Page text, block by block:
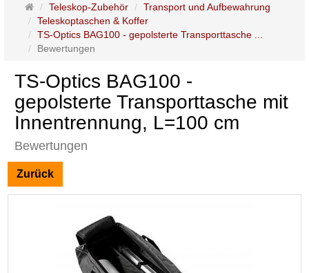
Startseite
Teleskop-Zubehör
Transport und Aufbewahrung
Teleskoptaschen & Koffer
TS-Optics BAG100 - gepolsterte Transporttasche ...
Bewertungen
TS-Optics BAG100 -
gepolsterte Transporttasche mit
Innentrennung, L=100 cm
Bewertungen
Zurück